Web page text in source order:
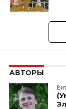
АВТОРЫ